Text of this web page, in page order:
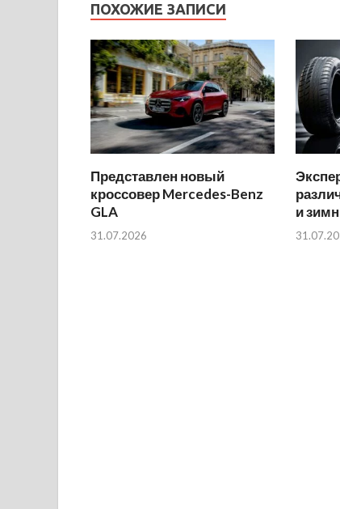
ПОХОЖИЕ ЗАПИСИ
Представлен новый
кроссовер Mercedes-Benz
GLA
31.07.2026
и